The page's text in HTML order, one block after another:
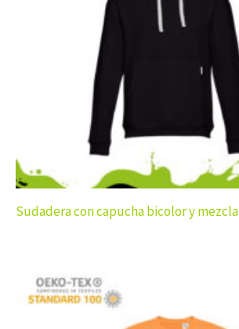
Sudadera con capucha bicolor y mezcla